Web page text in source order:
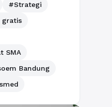
#Strategi
gratis
SMA
Bandung